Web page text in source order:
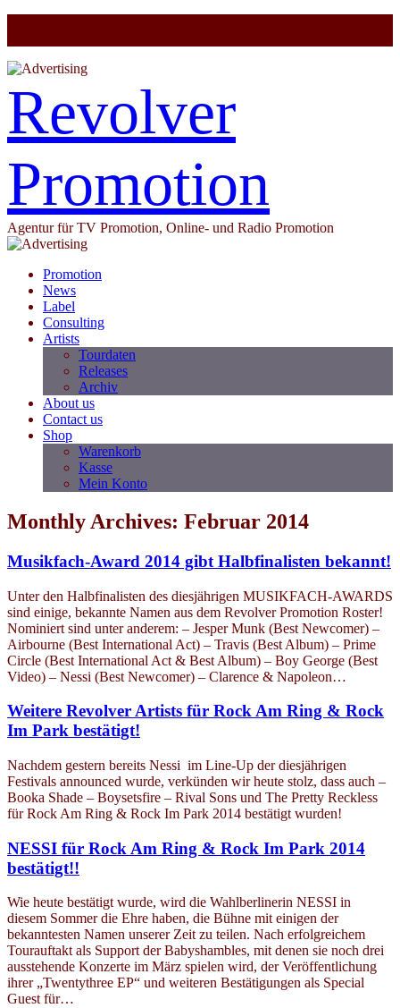
Revolver
Promotion
Agentur für TV Promotion, Online- und Radio Promotion
Promotion
News
Label
Consulting
Artists
Tourdaten
Releases
Archiv
About us
Contact us
Shop
Warenkorb
Kasse
Mein Konto
Monthly Archives: Februar 2014
Musikfach-Award 2014 gibt Halbfinalisten bekannt!
Unter den Halbfinalisten des diesjährigen MUSIKFACH-AWARDS
sind einige, bekannte Namen aus dem Revolver Promotion Roster!
Nominiert sind unter anderem: – Jesper Munk (Best Newcomer) –
Airbourne (Best International Act) – Travis (Best Album) – Prime
Circle (Best International Act & Best Album) – Boy George (Best
Video) – Nessi (Best Newcomer) – Clarence & Napoleon…
Weitere Revolver Artists für Rock Am Ring & Rock
Im Park bestätigt!
Nachdem gestern bereits Nessi im Line-Up der diesjährigen
Festivals announced wurde, verkünden wir heute stolz, dass auch –
Booka Shade – Boysetsfire – Rival Sons und The Pretty Reckless
für Rock Am Ring & Rock Im Park 2014 bestätigt wurden!
NESSI für Rock Am Ring & Rock Im Park 2014
bestätigt!!
Wie heute bestätigt wurde, wird die Wahlberlinerin NESSI in
diesem Sommer die Ehre haben, die Bühne mit einigen der
bekanntesten Namen unserer Zeit zu teilen. Nach erfolgreichem
Tourauftakt als Support der Babyshambles, mit denen sie noch drei
ausstehende Konzerte im März spielen wird, der Veröffentlichung
ihrer „Twentythree EP“ und weiteren Bestätigungen als Special
Guest für…